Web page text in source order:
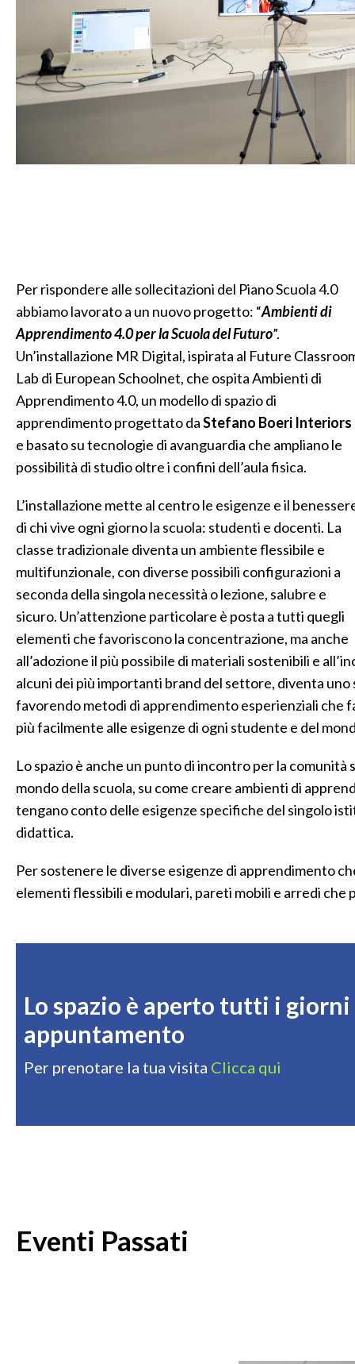
Per rispondere alle sollecitazioni del Piano Scuola 4.0
abbiamo lavorato a un nuovo progetto: “Ambienti di
Apprendimento 4.0 per la Scuola del Futuro”.
Un’installazione MR Digital, ispirata al Future
Lab di European Schoolnet, che ospita Ambienti di
Apprendimento 4.0, un modello di spazio di
apprendimento progettato daStefano Boeri Interiors
e basato su tecnologie di avanguardia che ampliano le
possibilità di studio oltre i confini dell’aula fisica.
L’installazione mette al centro le esigenze e il
di chi vive ogni giorno la scuola: studenti e docenti. La
classe tradizionale diventa un ambiente flessibile e
multifunzionale, con diverse possibili configurazioni a
seconda della singola necessità o lezione, salubre e
sicuro. Un’attenzione particolare è posta a tutti quegli
elementi che favoriscono la concentrazione, ma anche
all’adozione il più possibile di materiali sostenibili e
alcuni dei più importanti brand del settore, diventa
favorendo metodi di apprendimento esperienziali che
più facilmente alle esigenze di ogni studente e del
Lo spazio è anche un punto di incontro per la
mondo della scuola, su come creare ambienti di
tengano conto delle esigenze specifiche del singolo
didattica.
Per sostenere le diverse esigenze di apprendimento
elementi flessibili e modulari, pareti mobili e arredi
Lo spazio è aperto tutti i
appuntamento
Per prenotare la tua visita Clicca qui
Eventi Passati